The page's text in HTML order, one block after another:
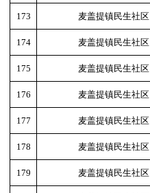
173 麦盖提镇民生社区
174 麦盖提镇民生社区
175 麦盖提镇民生社区
176 麦盖提镇民生社区
177 麦盖提镇民生社区
178 麦盖提镇民生社区
179 麦盖提镇民生社区